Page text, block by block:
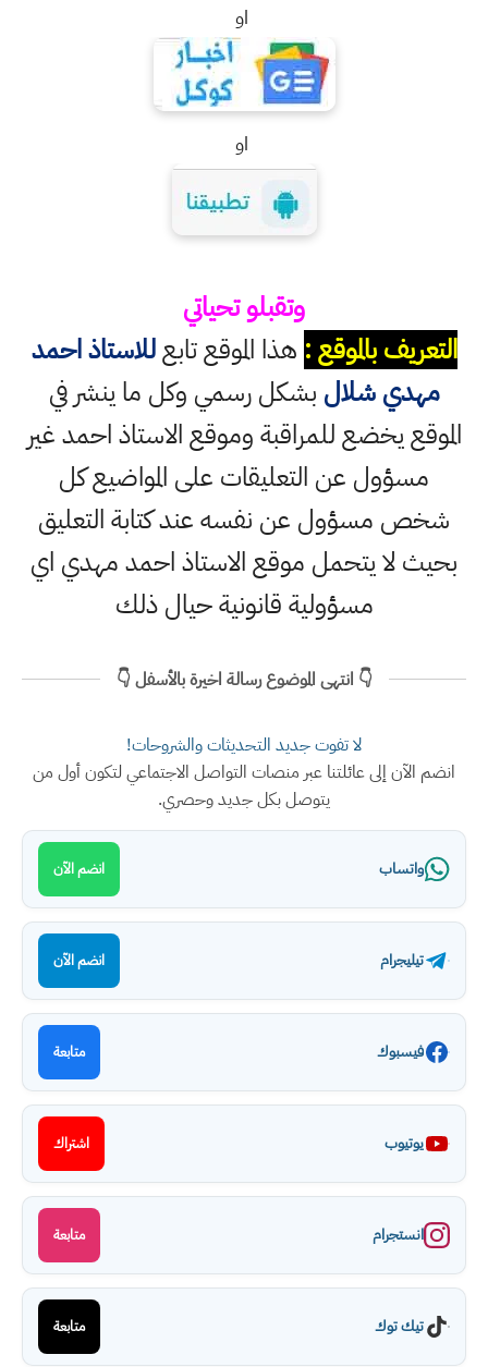
او
او
وتقبلو تحياتي
التعريف بالموقع : هذا الموقع تابعللاستاذ احمد
مهدي شلال بشكل رسمي وكل ما ينشر في
الموقع يخضع للمراقبة وموقع الاستاذ احمد غير
مسؤول عن التعليقات على المواضيع كل
شخص مسؤول عن نفسه عند كتابة التعليق
بحيث لا يتحمل موقع الاستاذ احمد مهدي اي
مسؤولية قانونية حيال ذلك
👇 انتهى الموضوع رسالة اخيرة بالأسفل 👇
لا تفوت جديد التحديثات والشروحات!
انضم الآن إلى عائلتنا عبر منصات التواصل الاجتماعي لتكون أول من
يتوصل بكل جديد وحصري.
واتساب انضم الآن
تيليجرام انضم الآن
فيسبوك متابعة
يوتيوب اشتراك
انستجرام متابعة
تيك توك متابعة